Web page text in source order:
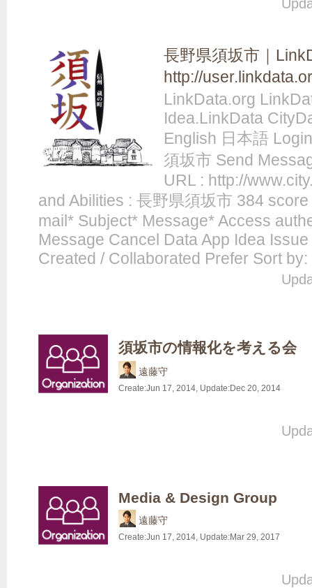
長野県須坂市｜
http://
LinkData.org
Idea.LinkData
English 日本語
須坂市 Send
URL : http://
and Abilities : 長野県須坂市 384
mail* Subject* Message* Access
Message Cancel Data App Idea
Created / Collaborated Prefer Sort by:
須坂市の情報化を考える会
遠藤守
Create:Jun 17, 2014, Update:Dec 20, 2014
Media & Design Group
遠藤守
Create:Jun 17, 2014, Update:Mar 29, 2017